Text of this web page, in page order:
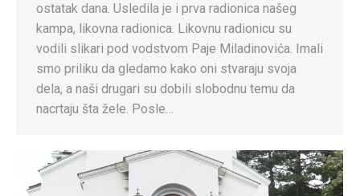
ostatak dana. Usledila je i prva radionica našeg
kampa, likovna radionica. Likovnu radionicu su
vodili slikari pod vodstvom Paje Miladinovića. Imali
smo priliku da gledamo kako oni stvaraju svoja
dela, a naši drugari su dobili slobodnu temu da
nacrtaju šta žele. Posle…